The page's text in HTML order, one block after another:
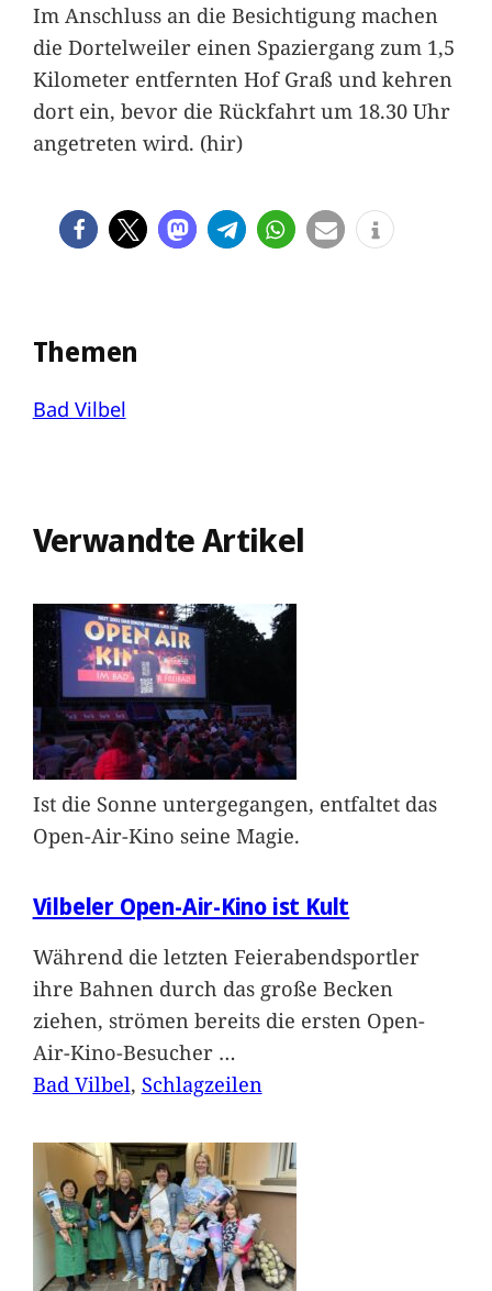
Im Anschluss an die Besichtigung machen
die Dortelweiler einen Spaziergang zum 1,5
Kilometer entfernten Hof Graß und kehren
dort ein, bevor die Rückfahrt um 18.30 Uhr
angetreten wird. (hir)
Themen
Bad Vilbel
Verwandte Artikel
Ist die Sonne untergegangen, entfaltet das
Open-Air-Kino seine Magie.
Vilbeler Open-Air-Kino ist Kult
Während die letzten Feierabendsportler
ihre Bahnen durch das große Becken
ziehen, strömen bereits die ersten Open-
Air-Kino-Besucher …
Bad Vilbel, Schlagzeilen